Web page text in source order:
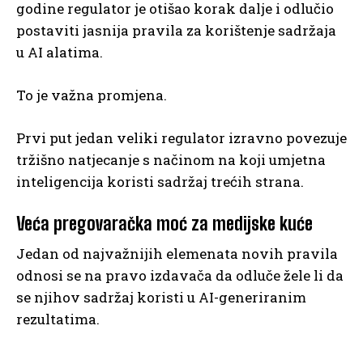
godine regulator je otišao korak dalje i odlučio
postaviti jasnija pravila za korištenje sadržaja
u AI alatima.
To je važna promjena.
Prvi put jedan veliki regulator izravno povezuje
tržišno natjecanje s načinom na koji umjetna
inteligencija koristi sadržaj trećih strana.
Veća pregovaračka moć za medijske kuće
Jedan od najvažnijih elemenata novih pravila
odnosi se na pravo izdavača da odluče žele li da
se njihov sadržaj koristi u AI-generiranim
rezultatima.